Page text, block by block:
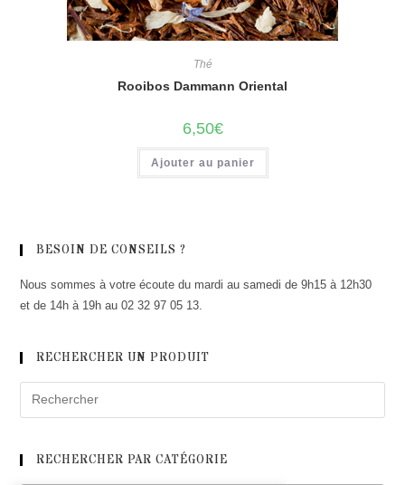
Thé
Rooibos Dammann Oriental
6,50€
Ajouter au panier
BESOIN DE CONSEILS ?
Nous sommes à votre écoute du mardi au samedi de 9h15 à 12h30
et de 14h à 19h au 02 32 97 05 13.
RECHERCHER UN PRODUIT
RECHERCHER PAR CATÉGORIE